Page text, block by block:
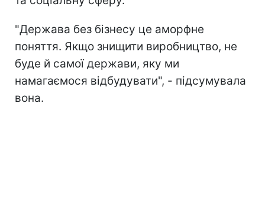
"Держава без бізнесу це аморфне
поняття. Якщо знищити виробництво, не
буде й самої держави, яку ми
намагаємося відбудувати", - підсумувала
вона.